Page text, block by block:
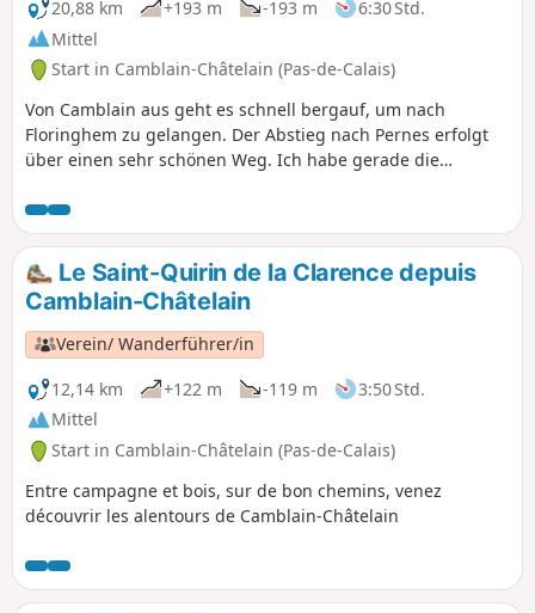
einem erbärmlichen Zustand. Der Weg
wurde von Maschinen zerstört und ist
nur an den Seiten begehbar, die selbst
sehr schwierig sind. Es ist sehr rutschig
und man muss manchmal die Seite
wechseln, was eine Herausforderung
bleibt. Es war ein markierter
20,88 km +193 m -193 m
6:30 Std.
Mittel
Start in Camblain-Châtelain (Pas-de-Calais)
Von Camblain aus geht es schnell bergauf, um nach
Floringhem zu gelangen. Der Abstieg nach Pernes erfolgt
über einen sehr schönen Weg. Ich habe gerade die
kleine Wege. Erst hinter Marest wird es etwas komplizierter,
da einige Wegabschnitte recht matschig sein können
(allerdings haben sich die Wege in letzter Zeit deutlich
verbessert). Der Rückweg führt über den Mont Duquenne.
Le Saint-Quirin de la Clarence depuis
Camblain-Châtelain
Verein/ Wanderführer/in
12,14 km
+122 m -119 m
3:50 Std.
Mittel
Start in Camblain-Châtelain (Pas-de-Calais)
Entre campagne et bois, sur de bon chemins, venez
découvrir les alentours de Camblain-Châtelain